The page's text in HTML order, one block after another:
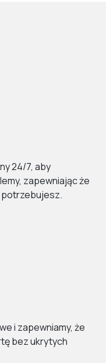
24/7, aby
zapewniając że
potrzebujesz.
i zapewniamy, że
bez ukrytych